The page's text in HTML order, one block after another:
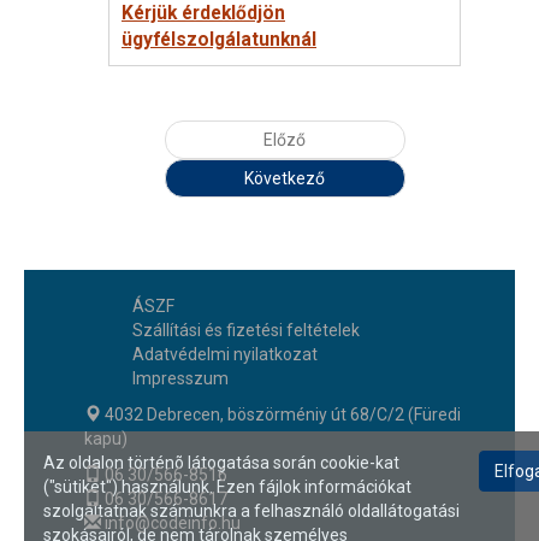
Kérjük érdeklődjön
ügyfélszolgálatunknál
Előző
Következő
Az oldalon történõ látogatása során cookie-kat
("sütiket") használunk. Ezen fájlok információkat
szolgáltatnak számunkra a felhasználó oldallátogatási
szokásairól, de nem tárolnak személyes
ÁSZF
Szállítási és fizetési feltételek
Adatvédelmi nyilatkozat
Impresszum
4032 Debrecen, böszörméniy út 68/C/2 (Füredi
kapu)
06 30/566-8516
06 30/566-8617
info@codeinfo.hu